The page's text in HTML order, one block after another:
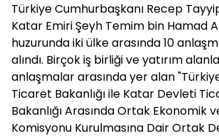
Türkiye Cumhurbaşkanı Recep
Katar Emiri Şeyh Temim bin Hamad
huzurunda iki ülke arasında 10
alındı. Birçok iş birliği ve yatırım
anlaşmalar arasında yer alan
Ticaret Bakanlığı ile Katar Devleti
Bakanlığı Arasında Ortak Ekonomik
Komisyonu Kurulmasına Dair Ortak